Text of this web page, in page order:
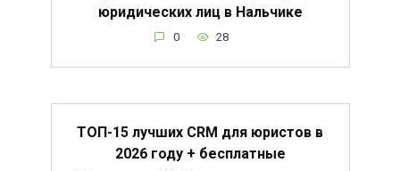
юридических лиц в Нальчике
0 28
ТОП-15 лучших CRM для юристов в
2026 году + бесплатные